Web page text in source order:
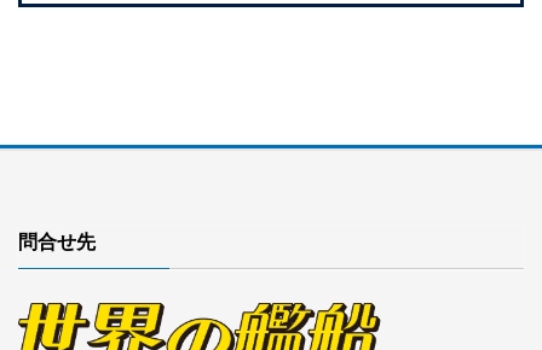
問合せ先